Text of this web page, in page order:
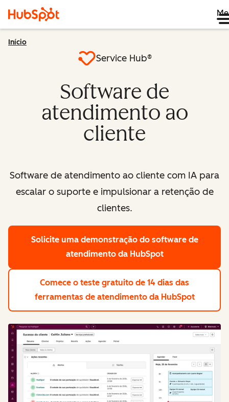
Início
Service Hub®
Software de
atendimento ao
cliente
Software de atendimento ao cliente com IA para
escalar o suporte e impulsionar a retenção de
clientes.
Solicite uma demonstração do software de
atendimento da HubSpot
Comece o teste gratuito de 14 dias das
ferramentas de atendimento da HubSpot